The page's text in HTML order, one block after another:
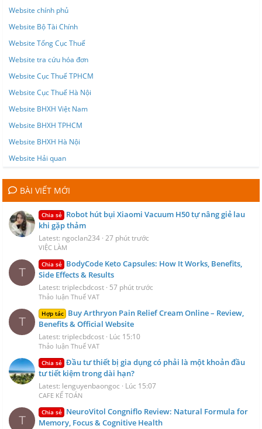
Website chính phủ
Website Bộ Tài Chính
Website Tổng Cục Thuế
Website tra cứu hóa đơn
Website Cục Thuế TPHCM
Website Cục Thuế Hà Nội
Website BHXH Việt Nam
Website BHXH TPHCM
Website BHXH Hà Nội
Website Hải quan
BÀI VIẾT MỚI
Chia sẻ Robot hút bụi Xiaomi Vacuum H50 tự nâng giẻ lau
khi gặp thảm
Latest: ngoclan234 27 phút trước
VIỆC LÀM
T
Chia sẻ BodyCode Keto Capsules: How It Works, Benefits,
Side Effects & Results
Latest: triplecbdcost 57 phút trước
Thảo luận Thuế VAT
T
Hợp tác Buy Arthryon Pain Relief Cream Online – Review,
Benefits & Official Website
Latest: triplecbdcost Lúc 15:10
Thảo luận Thuế VAT
Chia sẻ Đầu tư thiết bị gia dụng có phải là một khoản đầu
tư tiết kiệm trong dài hạn?
Latest: lenguyenbaongoc Lúc 15:07
CAFE KẾ TOÁN
T
Chia sẻ NeuroVitol Congniflo Review: Natural Formula for
Memory, Focus & Cognitive Health